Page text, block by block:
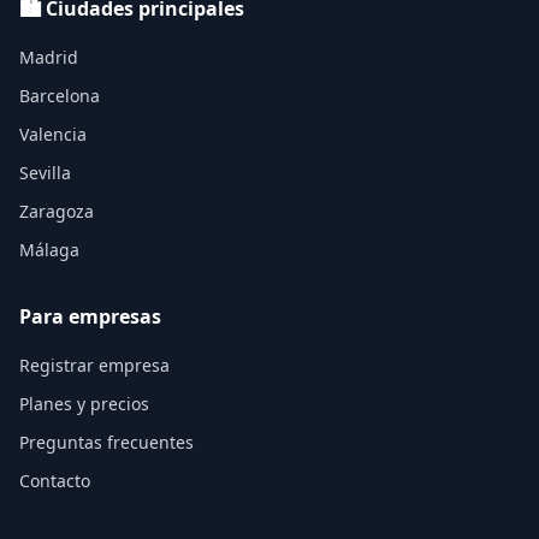
🏙️ Ciudades principales
Madrid
Barcelona
Valencia
Sevilla
Zaragoza
Málaga
Para empresas
Registrar empresa
Planes y precios
Preguntas frecuentes
Contacto